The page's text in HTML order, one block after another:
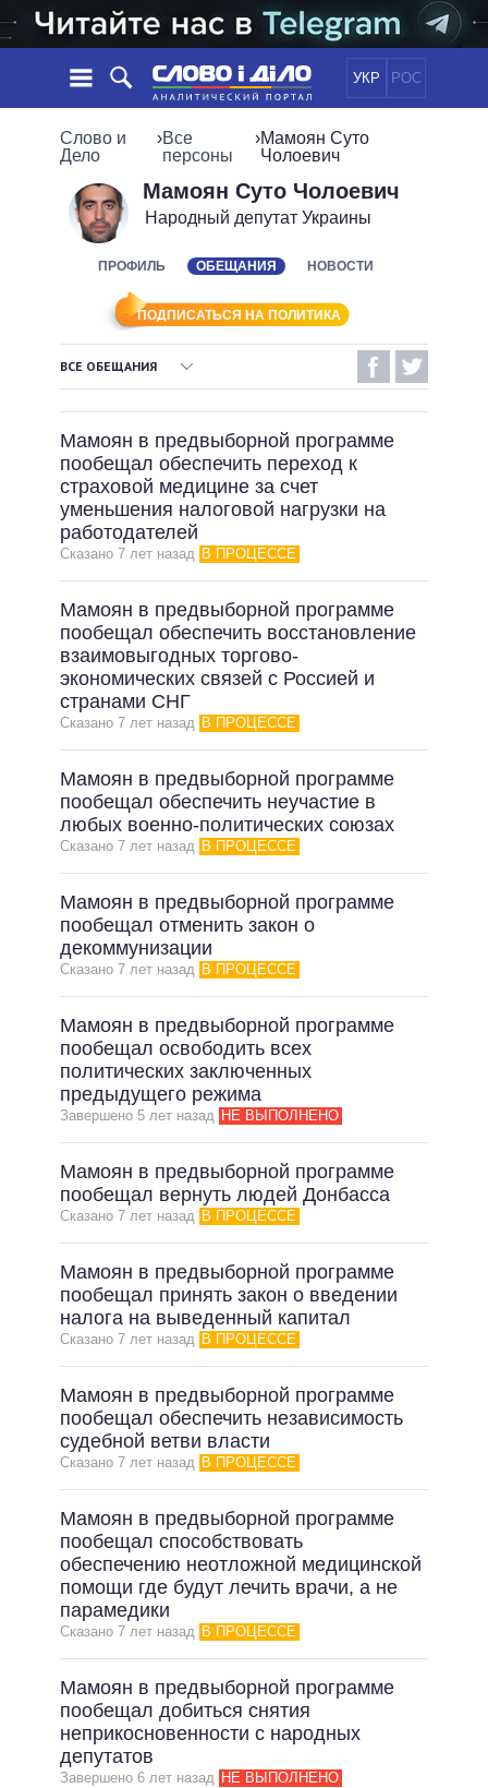
УКР РОС
НОВОСТИ
ЛЕНТА
СОБЫТИЯ
ОБЗОРЫ
ДАЙДЖЕСТЫ
ПОЛИТИКА
ЭКОНОМИКА
ОБЕЩАНИЯ
ПОЛИТИКИ
ПРЕЗИДЕНТ И ОФИС
ВЕРХОВНАЯ РАДА
КАБИНЕТ МИНИСТРОВ
ГЛАВЫ ОБЛАДМИНИСТРАЦИЙ
МЭРЫ
ВСЕ ПЕРСОНЫ
ИНФОГРАФИКА
ВИДЕО
Слово и
Дело
›Все
персоны
›Мамоян Суто
Чолоевич
Мамоян Суто Чолоевич
Народный депутат Украины
ПРОФИЛЬ ОБЕЩАНИЯ НОВОСТИ
ПОДПИСАТЬСЯ НА ПОЛИТИКА
ВСЕ ОБЕЩАНИЯ
НЕВЫПОЛНЕННЫЕ ОБЕЩАНИЯ
ОБЕЩАНИЯ В ПРОЦЕССЕ
ВСЕ ОБЕЩАНИЯ
АРХИВНЫЕ ОБЕЩАНИЯ
Мамоян в предвыборной программе
пообещал обеспечить переход к
страховой медицине за счет
уменьшения налоговой нагрузки на
работодателей
Сказано 7 лет назад В ПРОЦЕССЕ
Мамоян в предвыборной программе
пообещал обеспечить восстановление
взаимовыгодных торгово-
экономических связей с Россией и
странами СНГ
Сказано 7 лет назад В ПРОЦЕССЕ
Мамоян в предвыборной программе
пообещал обеспечить неучастие в
любых военно-политических союзах
Сказано 7 лет назад В ПРОЦЕССЕ
Мамоян в предвыборной программе
пообещал отменить закон о
декоммунизации
Сказано 7 лет назад В ПРОЦЕССЕ
Мамоян в предвыборной программе
пообещал освободить всех
политических заключенных
предыдущего режима
Завершено 5 лет назад НЕ ВЫПОЛНЕНО
Мамоян в предвыборной программе
пообещал вернуть людей Донбасса
Сказано 7 лет назад В ПРОЦЕССЕ
Мамоян в предвыборной программе
пообещал принять закон о введении
налога на выведенный капитал
Сказано 7 лет назад В ПРОЦЕССЕ
Мамоян в предвыборной программе
пообещал обеспечить независимость
судебной ветви власти
Сказано 7 лет назад В ПРОЦЕССЕ
Мамоян в предвыборной программе
пообещал способствовать
обеспечению неотложной медицинской
помощи где будут лечить врачи, а не
парамедики
Сказано 7 лет назад В ПРОЦЕССЕ
Мамоян в предвыборной программе
пообещал добиться снятия
неприкосновенности с народных
депутатов
Завершено 6 лет назад НЕ ВЫПОЛНЕНО